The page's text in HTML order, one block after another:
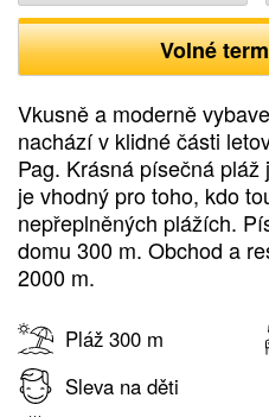
Volné
Vkusně a moderně
nachází v klidné části
Pag. Krásná písečná
je vhodný pro toho, kdo
nepřeplněných plážích.
domu 300 m. Obchod a
2000 m.
Pláž 300 m
Sleva na děti